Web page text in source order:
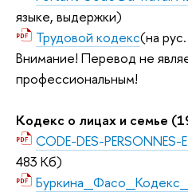
языке, выдержки)
Трудовой кодекс(на
Внимание! Перевод не
профессиональным!
Кодекс о лицах и семье
CODE-DES-PERSONNES-
483 Кб)